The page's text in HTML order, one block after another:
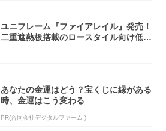
ユニフレーム『ファイアレイル』発売！
二重遮熱板搭載のロースタイル向け低型
あなたの金運はどう？宝くじに縁がある
時、金運はこう変わる
PR(合同会社デジタルファーム )